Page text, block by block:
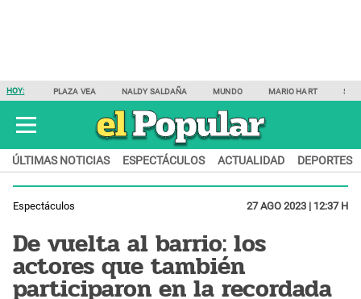
HOY: PLAZA VEA NALDY SALDAÑA MUNDO MARIO HART
ÚLTIMAS NOTICIAS ESPECTÁCULOS ACTUALIDAD DEPORTES
Espectáculos 27 AGO 2023 | 12:37 H
De vuelta al barrio: los
actores que también
participaron en la recordada